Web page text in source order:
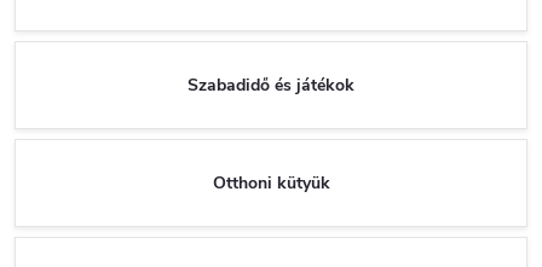
Szabadidő és játékok
Otthoni kütyük